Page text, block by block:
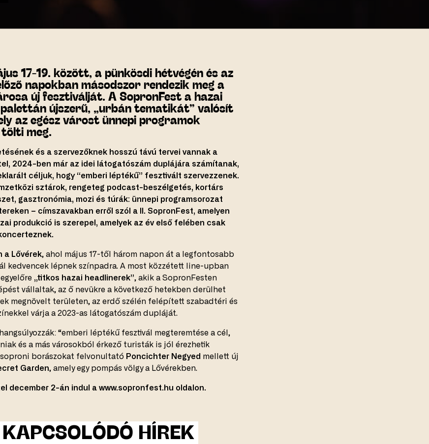
17-19. között, a pünkösdi hétvégén és az
napokban másodszor rendezik meg a
új fesztiválját. A SopronFest a hazai
újszerű, „urbán tematikát” valósít
az egész várost ünnepi programok
meg.
és a szervezőknek hosszú távú tervei vannak a
2024-ben már az idei látogatószám duplájára számítanak,
céljuk, hogy “emberi léptékű” fesztivált szervezzenek.
sztárok, rengeteg podcast-beszélgetés, kortárs
gasztronómia, mozi és túrák: ünnepi programsorozat
– címszavakban erről szól a II. SopronFest, amelyen
produkció is szerepel, amelyek az év első felében csak
a Lővérek, ahol május 17-től három napon át a legfontosabb
kedvencek lépnek színpadra. A most közzétett line-upban
„titkos hazai headlinerek”, akik a SopronFesten
vállaltak, az ő nevükre a következő hetekben derülhet
megnövelt területen, az erdő szélén felépített szabadtéri és
várja a 2023-as látogatószám dupláját.
“emberi léptékű fesztivál megteremtése a cél,
és a más városokból érkező turisták is jól érezhetik
soproni borászokat felvonultató Poncichter Negyed mellett új
Garden, amely egy pompás völgy a Lővérekben.
december 2-án indul a www.sopronfest.hu oldalon.
KAPCSOLÓDÓ HÍREK